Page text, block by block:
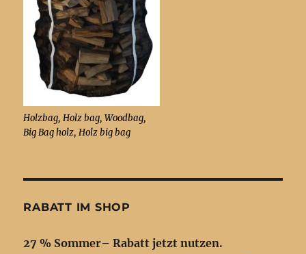
Holzbag, Holz bag, Woodbag,
Big Bag holz, Holz big bag
RABATT IM SHOP
27 % Sommer– Rabatt jetzt nutzen.